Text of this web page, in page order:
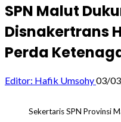
SPN Malut
Disnakertrans
Perda
Editor: Hafik Umsohy03/
Sekertaris SPN Provinsi